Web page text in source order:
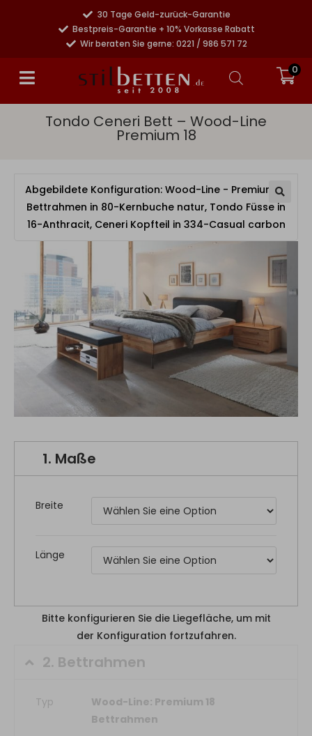
30 Tage Geld-zurück-Garantie
Bestpreis-Garantie + 10% Vorkasse Rabatt
Wir beraten Sie gerne: 0221 / 986 571 72
0
Tondo Ceneri Bett – Wood-Line
Premium 18
Abgebildete Konfiguration: Wood-Line - Premium 18
Bettrahmen in 80-Kernbuche natur, Tondo Füsse in
16-Anthracit, Ceneri Kopfteil in 334-Casual carbon
1. Maße
Breite
Länge
2. Bettrahmen
Typ
Wood-Line: Premium 18
Bettrahmen
Bitte konfigurieren Sie die Liegefläche, um mit
der Konfiguration fortzufahren.